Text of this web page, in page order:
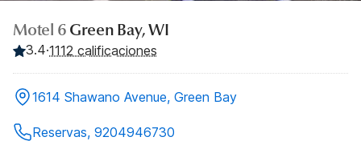
Motel 6 Green Bay, WI
3.4·1112 calificaciones
1614 Shawano Avenue, Green Bay
Reservas, 9204946730